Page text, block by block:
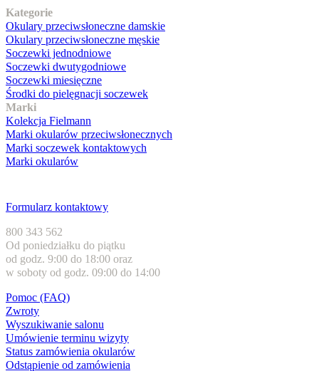
Kategorie
Okulary przeciwsłoneczne damskie
Okulary przeciwsłoneczne męskie
Soczewki jednodniowe
Soczewki dwutygodniowe
Soczewki miesięczne
Środki do pielęgnacji soczewek
Marki
Kolekcja Fielmann
Marki okularów przeciwsłonecznych
Marki soczewek kontaktowych
Marki okularów
Formularz kontaktowy
800 343 562
Od poniedziałku do piątku
od godz. 9:00 do 18:00 oraz
w soboty od godz. 09:00 do 14:00
Pomoc (FAQ)
Zwroty
Wyszukiwanie salonu
Umówienie terminu wizyty
Status zamówienia okularów
Odstąpienie od zamówienia